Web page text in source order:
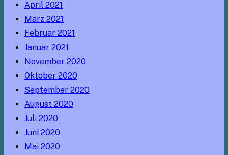
April 2021
März 2021
Februar 2021
Januar 2021
November 2020
Oktober 2020
September 2020
August 2020
Juli 2020
Juni 2020
Mai 2020